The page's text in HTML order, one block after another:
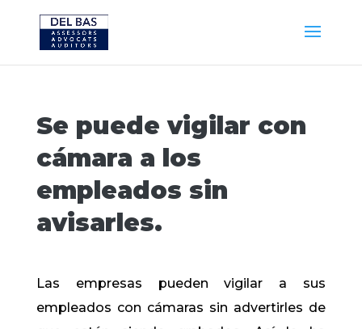
Se puede vigilar con
cámara a los
empleados sin
avisarles.
Las empresas pueden vigilar a sus
empleados con cámaras sin advertirles de